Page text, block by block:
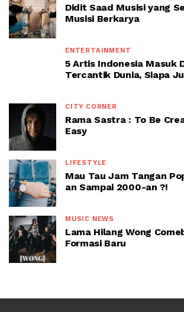
Didit Saad Musisi yang
Musisi Berkarya
ENTERTAINMENT
5 Artis Indonesia Masuk
Tercantik Dunia, Siapa
CITY CORNER
Rama Sastra : To Be
Easy
LIFESTYLE
Mau Tau Jam Tangan
an Sampai 2000-an ?!
MUSIC NEWS
Lama Hilang Wong
Formasi Baru